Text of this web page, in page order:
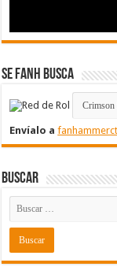
Se FanH Busca
Envíalo a
Buscar